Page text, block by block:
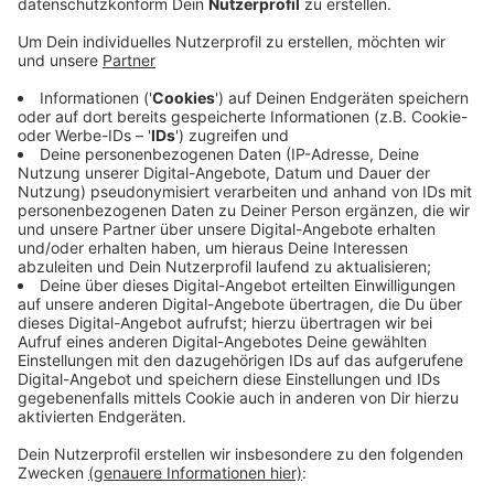
Anzeige
Eine größere Gruppe Jugendlicher hatte sich am
Freitagabend im Schönwasserpark in Bockum
getroffen, als kurz vor 22 Uhr ein Streit eskalierte. Ein
19-Jähriger zog nach Angaben der Polizei plötzlich ein
Messer, stach einmal auf den 14-Jährigen ein und
flüchtete. Der mutmaßliche Täter meldete sich später
auf einer Polizeiwache und sagte, er sei Opfer einer
Körperverletzung geworden. Er wurde festgenommen.
Das 14-jährige Opfer wurde in einem Krankenhaus
notoperiert und schwebt seitdem nicht mehr in
Lebensgefahr.